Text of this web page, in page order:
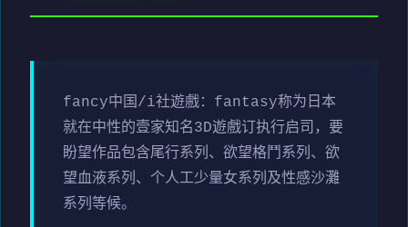
fancy中国/i社遊戲：fantasy称为日本
就在中性的壹家知名3D遊戲订执行启司，要
盼望作品包含尾行系列、欲望格鬥系列、欲
望血液系列、个人工少量女系列及性感沙灘
系列等候。